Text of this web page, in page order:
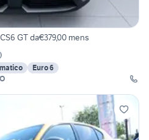
GT da€379,00 mens
)
Euro 6